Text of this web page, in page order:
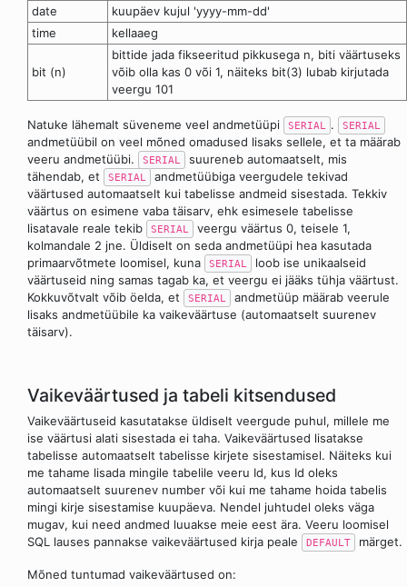
date
kuupäev kujul 'yyyy-mm-dd'
time
kellaaeg
bit (n)
bittide jada fikseeritud pikkusega n, biti väärtuseks
võib olla kas 0 või 1, näiteks bit(3) lubab kirjutada
veergu 101
Natuke lähemalt süveneme veel andmetüüpi SERIAL . SERIAL
andmetüübil on veel mõned omadused lisaks sellele, et ta määrab
veeru andmetüübi.
SERIAL
suureneb automaatselt, mis
tähendab, et
SERIAL
andmetüübiga veergudele tekivad
väärtused automaatselt kui tabelisse andmeid sisestada. Tekkiv
väärtus on esimene vaba täisarv, ehk esimesele tabelisse
lisatavale reale tekib
SERIAL
veergu väärtus 0, teisele 1,
kolmandale 2 jne. Üldiselt on seda andmetüüpi hea kasutada
primaarvõtmete loomisel, kuna
SERIAL
loob ise unikaalseid
väärtuseid ning samas tagab ka, et veergu ei jääks tühja väärtust.
Kokkuvõtvalt võib öelda, et
SERIAL
andmetüüp määrab veerule
lisaks andmetüübile ka vaikeväärtuse (automaatselt suurenev
täisarv).
Vaikeväärtused ja tabeli kitsendused
Vaikeväärtuseid kasutatakse üldiselt veergude puhul, millele me
ise väärtusi alati sisestada ei taha. Vaikeväärtused lisatakse
tabelisse automaatselt tabelisse kirjete sisestamisel. Näiteks kui
me tahame lisada mingile tabelile veeru Id, kus Id oleks
automaatselt suurenev number või kui me tahame hoida tabelis
mingi kirje sisestamise kuupäeva. Nendel juhtudel oleks väga
mugav, kui need andmed luuakse meie eest ära. Veeru loomisel
SQL lauses pannakse vaikeväärtused kirja peale
DEFAULT märget.
Mõned tuntumad vaikeväärtused on: